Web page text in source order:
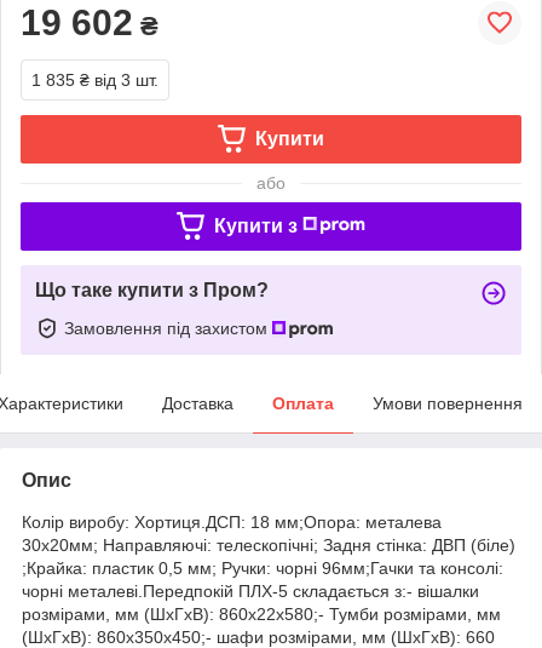
19 602 ₴
1 835 ₴ від 3 шт.
Купити
або
Купити з
Що таке купити з Пром?
Замовлення під захистом
Доставка Оплата Умови повернення
Опис
Колір виробу: Хортиця.ДСП: 18 мм;Опора: металева
30х20мм; Направляючі: телескопічні; Задня стінка: ДВП (біле)
;Крайка: пластик 0,5 мм; Ручки: чорні 96мм;Гачки та консолі:
чорні металеві.Передпокій ПЛХ-5 складається з:- вішалки
розмірами, мм (ШхГхВ): 860х22х580;- Тумби розмірами, мм
(ШхГхВ): 860х350х450;- шафи розмірами, мм (ШхГхВ): 660